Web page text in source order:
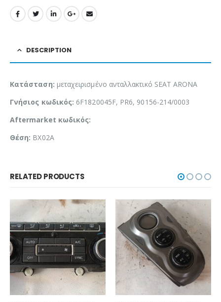
DESCRIPTION
Κατάσταση: μεταχειρισμένο ανταλλακτικό SEAT ARONA
Γνήσιος κωδικός: 6F1820045F, PR6, 90156-214/0003
Aftermarket κωδικός:
Θέση: BX02A
RELATED PRODUCTS